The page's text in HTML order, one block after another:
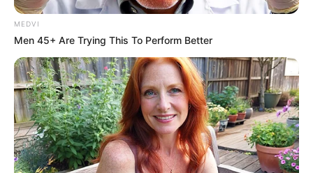
MEDVI
Men 45+ Are Trying This To Perform Better